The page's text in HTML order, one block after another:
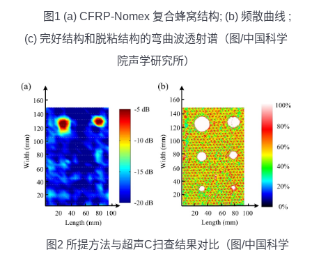
图 1 (a) CFRP-Nomex 复合蜂窝结构; (b) 频散曲线 ;
(c) 完好结构和脱粘结构的弯曲波透射谱 （图/中国科学
院声学研究所）
图 2 所提方法与超声C扫查结果对比 （图/中国科学